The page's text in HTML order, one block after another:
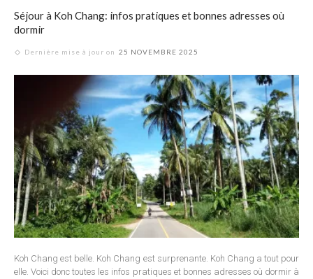
Séjour à Koh Chang: infos pratiques et bonnes adresses où
dormir
Dernière mise à jour on 25 NOVEMBRE 2025
Koh Chang est belle. Koh Chang est surprenante. Koh Chang a tout pour
elle. Voici donc toutes les infos pratiques et bonnes adresses où dormir à